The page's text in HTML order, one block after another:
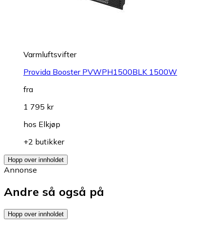
Varmluftsvifter
Provida Booster PVWPH1500BLK 1500W
fra
1 795 kr
hos Elkjøp
+2 butikker
Hopp over innholdet
Annonse
Andre så også på
Hopp over innholdet